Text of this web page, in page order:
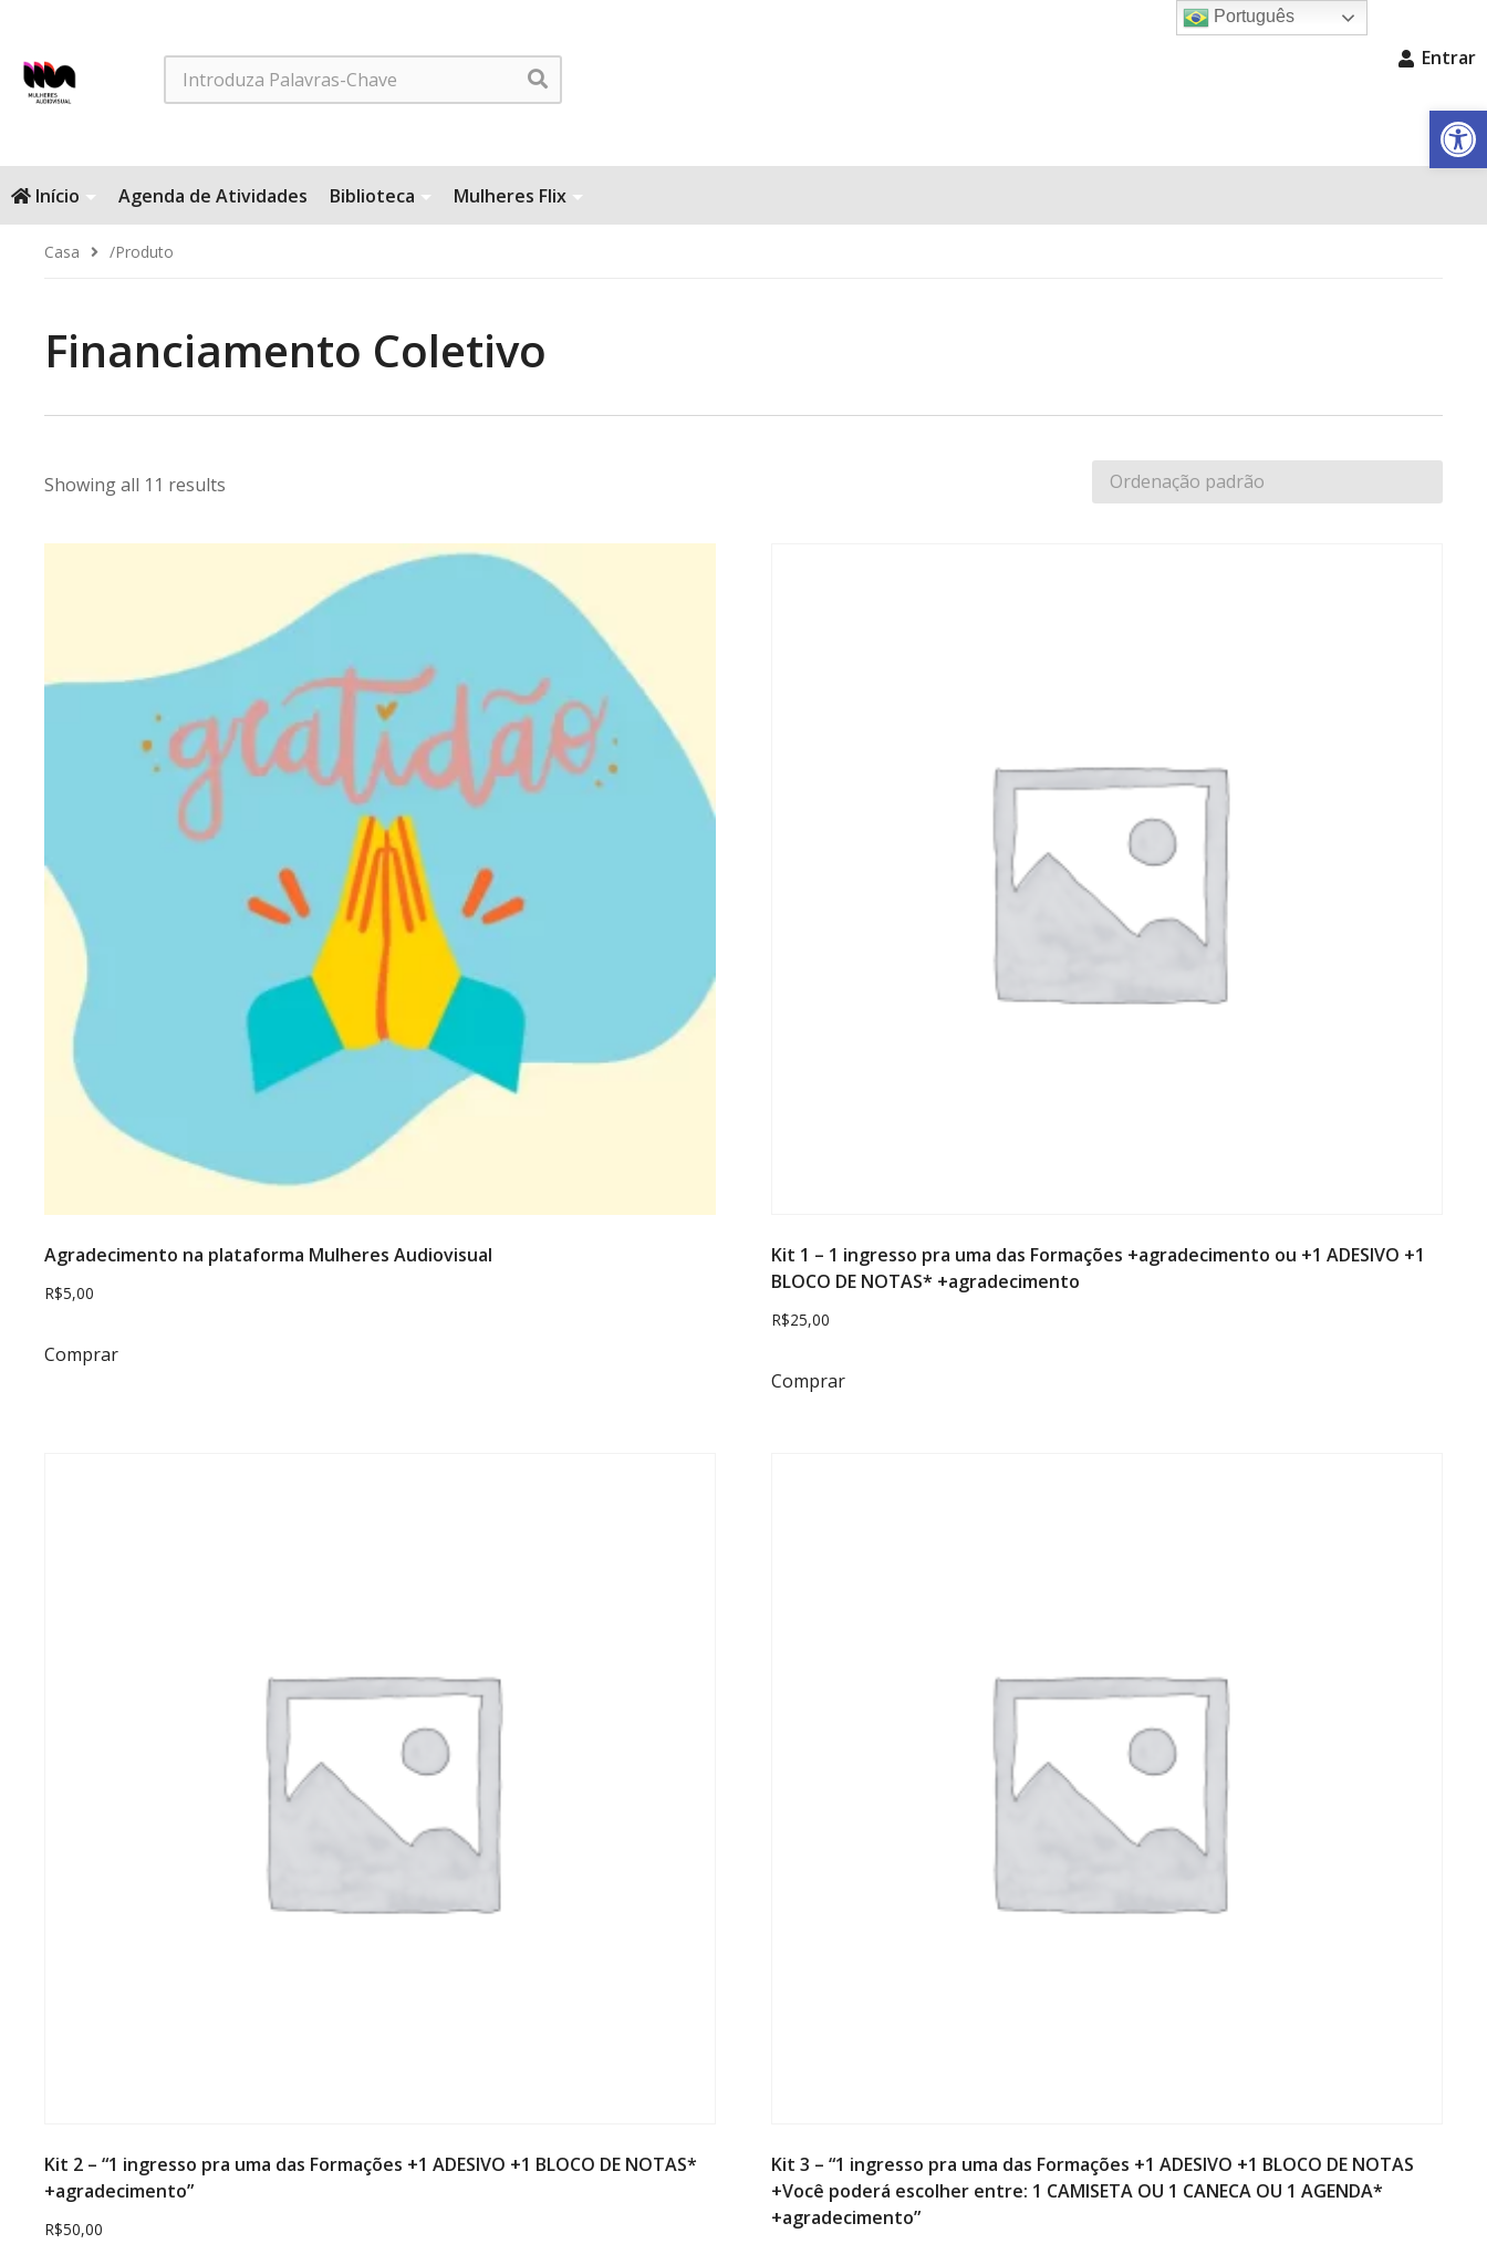
Barra de
Search Entrar
Início Agenda de Atividades Biblioteca Mulheres Flix
Casa /produto
Financiamento Coletivo
Showing all 11 results
Agradecimento na plataforma Mulheres Audiovisual
R$5,00
Comprar
Kit 1 – 1 ingresso pra uma das Formações +agradecimento ou +1 ADESIVO +1
BLOCO DE NOTAS* +agradecimento
R$25,00
Comprar
Kit 2 – “1 ingresso pra uma das Formações +1 ADESIVO +1 BLOCO DE NOTAS*
+agradecimento”
R$50,00
Kit 3 – “1 ingresso pra uma das Formações +1 ADESIVO +1 BLOCO DE NOTAS
+Você poderá escolher entre: 1 CAMISETA OU 1 CANECA OU 1 AGENDA*
+agradecimento”
Português